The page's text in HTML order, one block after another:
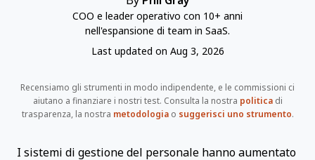
COO e leader operativo con 10+ anni
nell'espansione di team in SaaS.
Last updated on Aug 3, 2026
Recensiamo gli strumenti in modo indipendente, e le commissioni ci
aiutano a finanziare i nostri test. Consulta la nostra politicadi
trasparenza, la nostra metodologiao suggerisci uno strumento.
I sistemi di gestione del personale hanno aumentato